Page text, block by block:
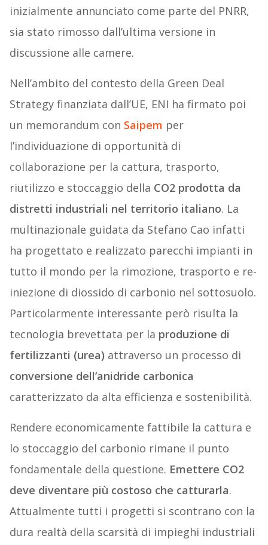
inizialmente annunciato come parte del PNRR,
sia stato rimosso dall’ultima versione in
discussione alle camere.
Nell’ambito del contesto della Green Deal
Strategy finanziata dall’UE, ENI ha firmato poi
un memorandum con Saipem per
l’individuazione di opportunità di
collaborazione per la cattura, trasporto,
riutilizzo e stoccaggio della CO2 prodotta da
distretti industriali nel territorio italiano. La
multinazionale guidata da Stefano Cao infatti
ha progettato e realizzato parecchi impianti in
tutto il mondo per la rimozione, trasporto e re-
iniezione di diossido di carbonio nel sottosuolo.
Particolarmente interessante però risulta la
tecnologia brevettata per la produzione di
fertilizzanti (urea) attraverso un processo di
conversione dell’anidride carbonica
caratterizzato da alta efficienza e sostenibilità.
Rendere economicamente fattibile la cattura e
lo stoccaggio del carbonio rimane il punto
fondamentale della questione. Emettere CO2
deve diventare più costoso che catturarla.
Attualmente tutti i progetti si scontrano con la
dura realtà della scarsità di impieghi industriali